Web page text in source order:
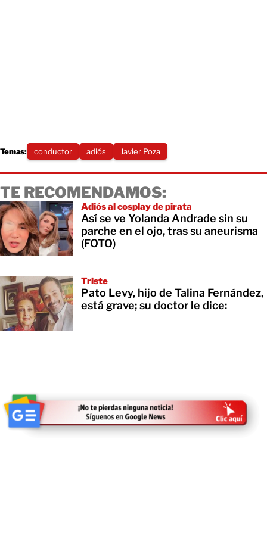
Temas: conductor adiós Javier Poza
TE RECOMENDAMOS:
Adiós al cosplay de pirata
Así se ve Yolanda Andrade sin su
parche en el ojo, tras su aneurisma
(FOTO)
Triste
Pato Levy, hijo de Talina Fernández,
está grave; su doctor le dice: